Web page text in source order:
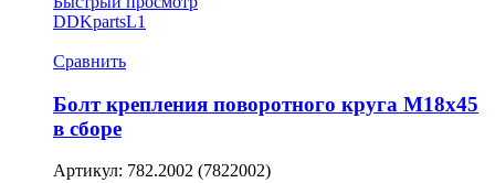
DDKpartsL1
Сравнить
Болт крепления поворотного круга М18х45
в сборе
Артикул: 782.2002 (7822002)